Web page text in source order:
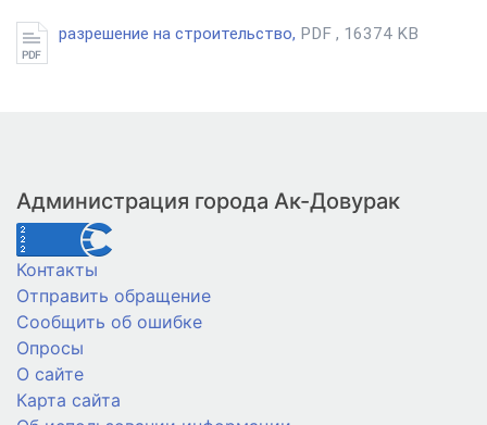
разрешение на строительство, PDF , 16374 KB
Администрация города Ак-Довурак
Контакты
Отправить обращение
Сообщить об ошибке
Опросы
О сайте
Карта сайта